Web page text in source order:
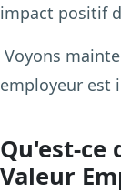
impact positif
Voyons
employeur est
Qu'est-ce
Valeur